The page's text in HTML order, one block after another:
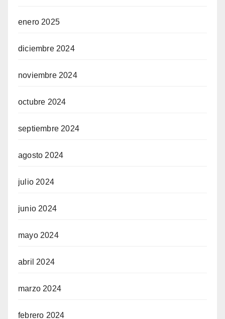
enero 2025
diciembre 2024
noviembre 2024
octubre 2024
septiembre 2024
agosto 2024
julio 2024
junio 2024
mayo 2024
abril 2024
marzo 2024
febrero 2024